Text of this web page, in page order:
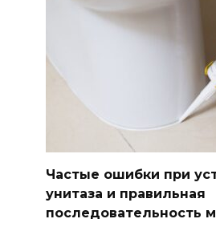
Частые ошибки при
унитаза и правильная
последовательность